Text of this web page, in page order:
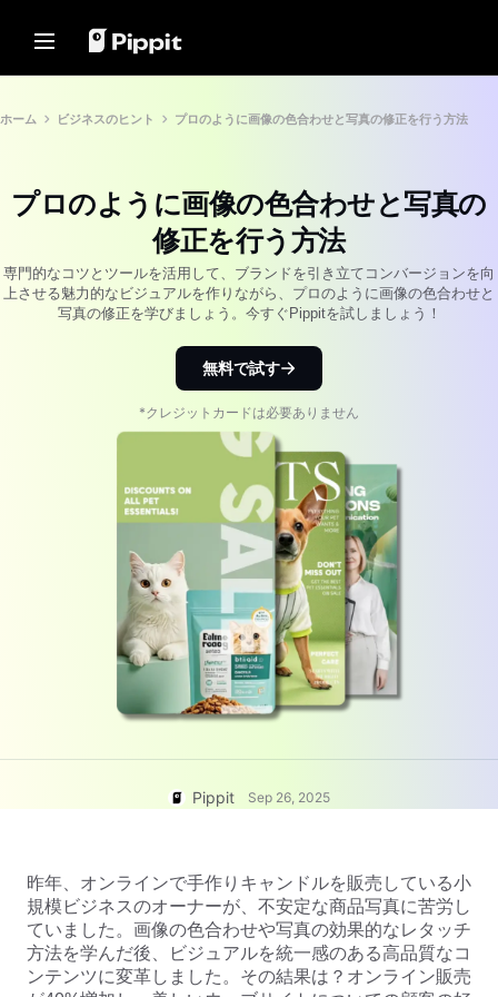
Home
ソリューション
コンテンツハブ
今すぐ編集
ソリューション
ション
製品リンクを入力するか、ビジュ
アルをアップロードするだけで、
AIを活用したビデオジェネレータ
オを即座に作成できます。
AI製品画像
Shopify、TikTok Shop、
レイス向けにプロフェッショナル
きます。
リソース
コミュニティ
Eコマース PowerLab
TikTok広告マネージャー
お客様の声
KraftGeekのストーリー
Paw Smartのストーリー
Sleep Shopのストーリー
2911 Studio Artのストーリー
Lover Brand Fashionのストー
ヘルプセンター
アセット管理
公開と分析
製品画像
ワンクリックビデオソリューシ
コンテンツハブ
画像のヒント
2024年の最高の8つの一括画像
透明背景のヒント
プロモーションのヒント
売上を伸ばすプロモーションビ
10のプロモーションビデオのア
トッププロモーションビデオテ
ンプレートウェブサイト
7つのプロモーションポスター
のアイデア
ビジネスのヒント
AIを活用した製品ポスター
ビジネスビデオのトップ5タイ
AIが生成する製品背景
魅力的な売上向上ポスターのヒ
Facebookカバー写真を作成
YouTubeビデオの切り方
Instagramの動画をトリミング
AIモデル
AIモデル
Seedream
Nano Banana Pro
ホーム ビジネスのヒント プロのように画像の色合わせと写真の修正を行う方法
プロのように画像の色合わせと写真の
修正を行う方法
専門的なコツとツールを活用して、ブランドを引き立てコンバージョンを向
上させる魅力的なビジュアルを作りながら、プロのように画像の色合わせと
写真の修正を学びましょう。今すぐPippitを試しましょう！
無料で試す
*クレジットカードは必要ありません
Pippit Sep 26, 2025
昨年、オンラインで手作りキャンドルを販売している小
規模ビジネスのオーナーが、不安定な商品写真に苦労し
ていました。画像の色合わせや写真の効果的なレタッチ
方法を学んだ後、ビジュアルを統一感のある高品質なコ
ンテンツに変革しました。その結果は？オンライン販売